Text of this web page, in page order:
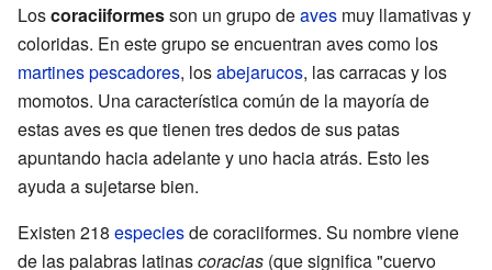
Loscoraciiformesson un grupo deaves muy llamativas y
coloridas. En este grupo se encuentran aves como los
martines pescadores, losabejarucos, las carracas y los
momotos. Una característica común de la mayoría de
estas aves es que tienen tres dedos de sus patas
apuntando hacia adelante y uno hacia atrás. Esto les
ayuda a sujetarse bien.
Existen 218 especiesde coraciiformes. Su nombre viene
de las palabras latinascoracias (que significa "cuervo